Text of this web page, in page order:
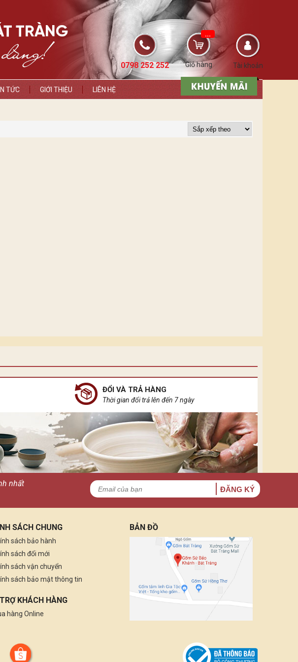
Tài khoản
Giỏ hàng
...
0798 252 252
TỨC GIỚI THIỆU LIÊN HỆ
ĐỔI VÀ TRẢ HÀNG
Thời gian đổi trả lên đến 7 ngày
nhất
ĐĂNG KÝ
SÁCH CHUNG
sách bảo hành
sách đổi mới
sách vận chuyển
sách bảo mật thông tin
KHÁCH HÀNG
hàng Online
BẢN ĐỒ